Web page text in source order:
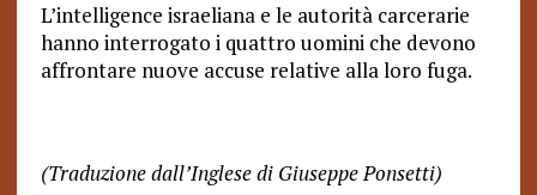
L’intelligence israeliana e le autorità carcerarie
hanno interrogato i quattro uomini che devono
affrontare nuove accuse relative alla loro fuga.
(Traduzione dall’Inglese di Giuseppe Ponsetti)